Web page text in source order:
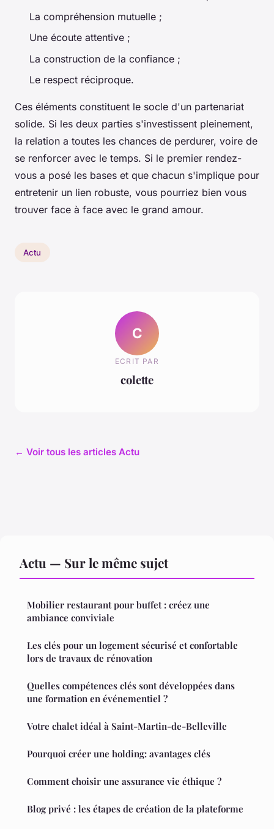
La compréhension mutuelle ;
Une écoute attentive ;
La construction de la confiance ;
Le respect réciproque.
Ces éléments constituent le socle d'un partenariat
solide. Si les deux parties s'investissent pleinement,
la relation a toutes les chances de perdurer, voire de
se renforcer avec le temps. Si le premier rendez-
vous a posé les bases et que chacun s'implique pour
entretenir un lien robuste, vous pourriez bien vous
trouver face à face avec le grand amour.
Actu
C
ECRIT PAR
colette
← Voir tous les articles Actu
Actu — Sur le même sujet
Mobilier restaurant pour buffet : créez une
ambiance conviviale
Les clés pour un logement sécurisé et confortable
lors de travaux de rénovation
Quelles compétences clés sont développées dans
une formation en événementiel ?
Votre chalet idéal à Saint-Martin-de-Belleville
Pourquoi créer une holding: avantages clés
Comment choisir une assurance vie éthique ?
Blog privé : les étapes de création de la plateforme